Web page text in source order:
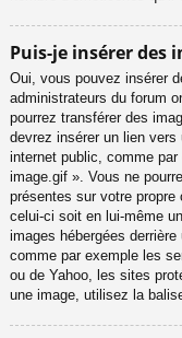
Puis-je insérer des
Oui, vous pouvez insérer
administrateurs du forum
pourrez transférer des
devrez insérer un lien
internet public, comme
image.gif ». Vous ne
présentes sur votre
celui-ci soit en lui-même
images hébergées derrière
comme par exemple les
ou de Yahoo, les sites
une image, utilisez la